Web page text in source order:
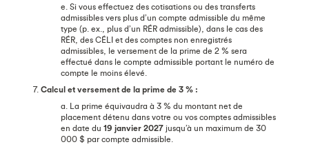
e. Si vous effectuez des cotisations ou des transferts
admissibles vers plus d’un compte admissible du même
type (p. ex., plus d’un RÉR admissible), dans le cas des
RÉR, des CÉLI et des comptes non enregistrés
admissibles, le versement de la prime de 2 % sera
effectué dans le compte admissible portant le numéro de
compte le moins élevé.
7. Calcul et versement de la prime de 3 % :
a. La prime équivaudra à 3 % du montant net de
placement détenu dans votre ou vos comptes admissibles
en date du 19 janvier 2027 jusqu’à un maximum de 30
000 $ par compte admissible.